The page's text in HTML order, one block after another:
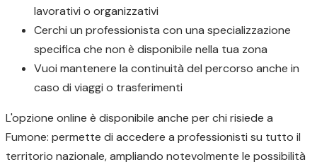
lavorativi o organizzativi
Cerchi un professionista con una specializzazione
specifica che non è disponibile nella tua zona
Vuoi mantenere la continuità del percorso anche in
caso di viaggi o trasferimenti
L'opzione online è disponibile anche per chi risiede a
Fumone: permette di accedere a professionisti su tutto il
territorio nazionale, ampliando notevolmente le possibilità